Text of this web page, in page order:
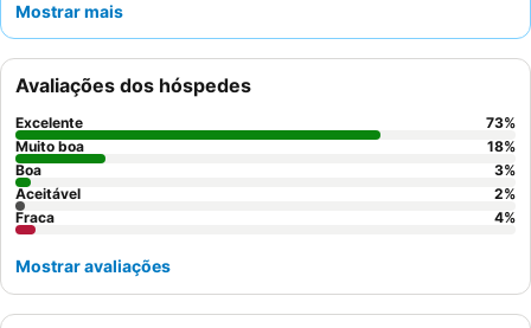
limpeza e horário de funcionamento alargado à noite. Os
funcionários e o diversificado
inclui uma popular estação de ovos ao vivo. Para uma estadia
mais tranquila, os hóspedes podem solicitar um quarto virado
para o jardim.
Mostrar mais
Avaliações dos hóspedes
Excelente 73%
Muito boa
18%
Boa
3%
Aceitável
2%
Fraca
4%
Mostrar avaliações